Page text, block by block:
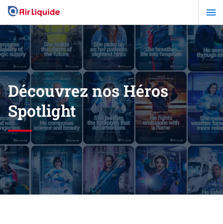
Aller
contenu
principal
Découvrez nos Héros
Spotlight